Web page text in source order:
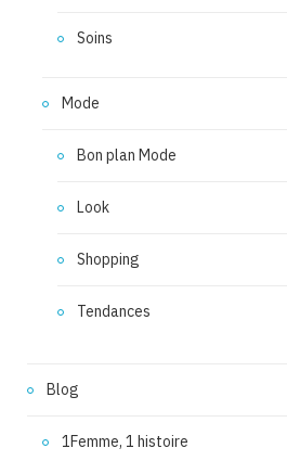
Soins
Mode
Bon plan Mode
Look
Shopping
Tendances
Blog
1Femme, 1 histoire